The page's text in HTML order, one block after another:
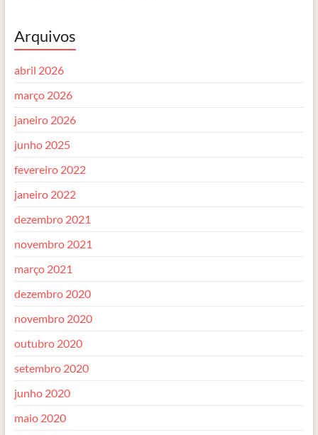
Arquivos
abril 2026
março 2026
janeiro 2026
junho 2025
fevereiro 2022
janeiro 2022
dezembro 2021
novembro 2021
março 2021
dezembro 2020
novembro 2020
outubro 2020
setembro 2020
junho 2020
maio 2020